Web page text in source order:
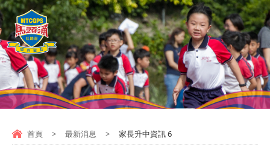
首頁 > 最新消息 > 家長升中資訊 6